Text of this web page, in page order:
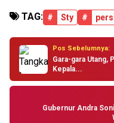
TAG: # Sty #
Pos Sebelumnya:
Gara-gara Utang,
Kepala...
Gubernur Andra